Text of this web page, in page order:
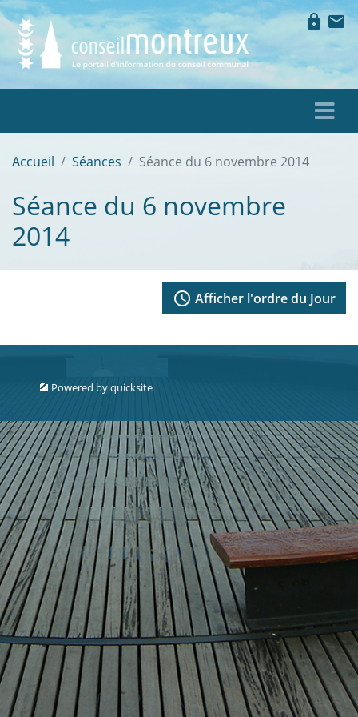
lock mail
Accueil Séances Séance du 6 novembre 2014
Séance du 6 novembre
2014
access_time Afficher l'ordre du Jour
Powered byquicksite